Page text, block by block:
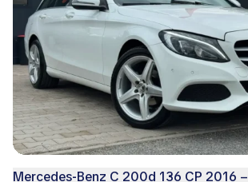
Mercedes‑Benz C 200d 136 CP 2016 –